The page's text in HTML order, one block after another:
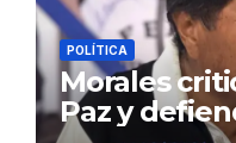
POLÍTICA
Morales
Paz y